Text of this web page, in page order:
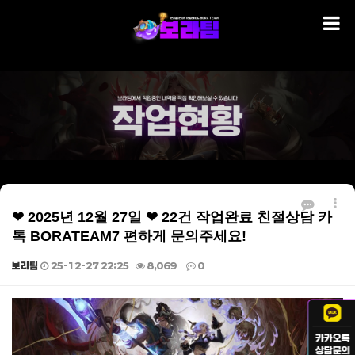
❤ 2025년 12월 27일 ❤ 22건 작업완료 친절상담 카
톡 BORATEAM7 편하게 문의주세요!
보라팀 25-12-27 22:25 8,069 0
본문